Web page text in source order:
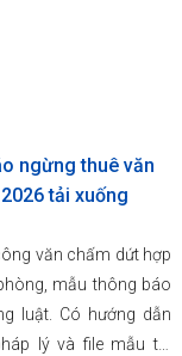
ngừng thuê văn
tải xuống
văn chấm dứt hợp
mẫu thông báo
luật. Có hướng dẫn
lý và file mẫu tải